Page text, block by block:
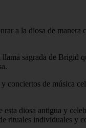
a la diosa de
sagrada de Brigid
de música
diosa antigua y
rituales individuales